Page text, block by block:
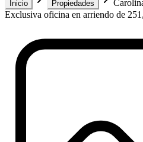
Inicio Propiedades
Exclusiva oficina en arriendo de